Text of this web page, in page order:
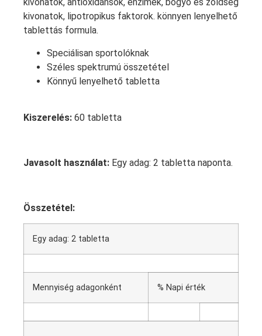
kivonatok, antioxidánsok, enzimek, bogyó és zöldség
kivonatok, lipotropikus faktorok. könnyen lenyelhető
tablettás formula.
Speciálisan sportolóknak
Széles spektrumú összetétel
Könnyű lenyelhető tabletta
Kiszerelés: 60 tabletta
Javasolt használat: Egy adag: 2 tabletta naponta.
Összetétel:
Egy adag: 2 tabletta
Mennyiség adagonként % Napi érték